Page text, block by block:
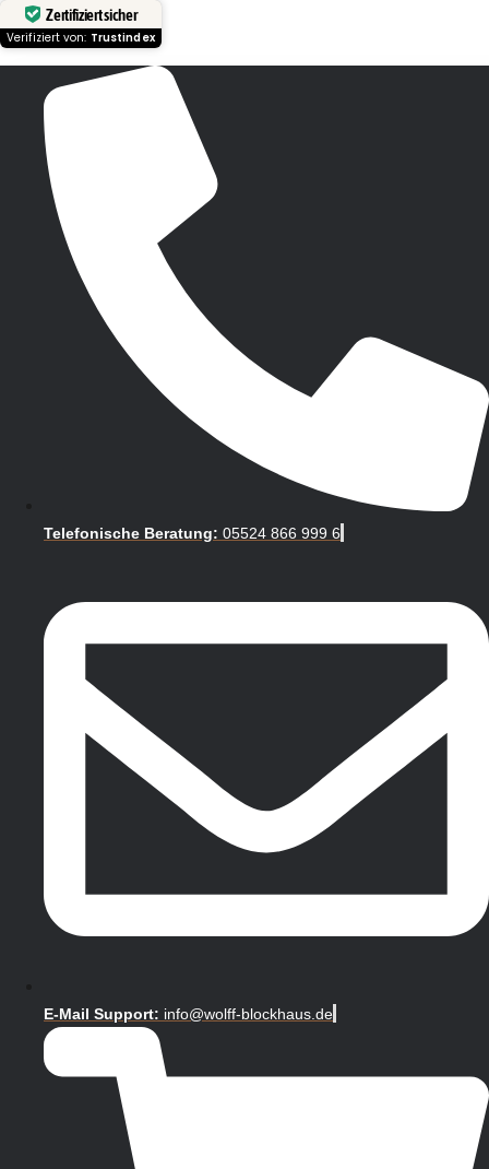
Zertifiziert sicher
Verifiziert von: Trustindex
Telefonische Beratung: 05524 866 999 6
E-Mail Support: info@wolff-blockhaus.de